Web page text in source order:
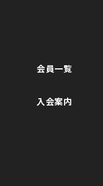
会員一覧
入会案内